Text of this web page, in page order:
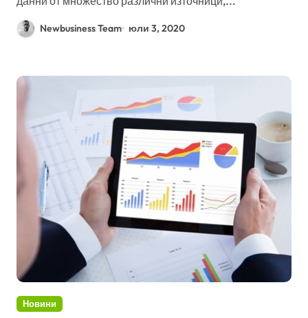
Newbusiness Team юли 3, 2020
Новини